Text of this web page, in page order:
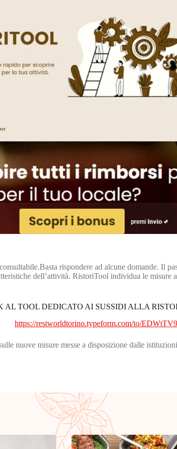
rispondere ad alcune domande. Il
dell’attività. RistoriTool individua le misure
AL TOOL DEDICATO AI SUSSIDI ALLA
https://restworldtorino.typeform.com/to/
nuove misure messe a disposizione dalle